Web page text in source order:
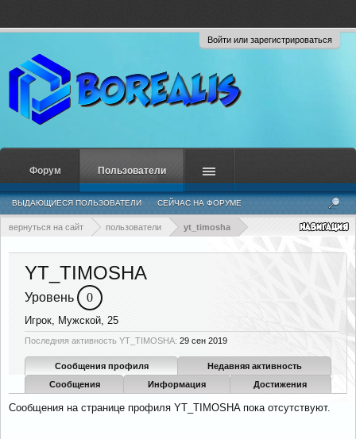
Войти или зарегистрироваться
вернуться на сайт пользователи yt_timosha
YT_TIMOSHA
Уровень 0
Игрок, Мужской, 25
Последняя активность YT_TIMOSHA: 29 сен 2019
Сообщения профиля
Недавняя активность
Сообщения
Информация Достижения
Сообщения на странице профиля YT_TIMOSHA пока отсутствуют.
Форум Пользователи
ВЫДАЮЩИЕСЯ ПОЛЬЗОВАТЕЛИ СЕЙЧАС НА ФОРУМЕ
НЕДАВНЯЯ АКТИВНОСТЬ НОВЫЕ СООБЩЕНИЯ ПРОФИЛЯ